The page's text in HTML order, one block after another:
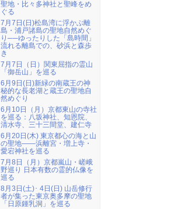
聖地・比々多神社と聖峰をめ
ぐる
7月7日(日)松島湾に浮かぶ離
島・浦戸諸島の聖地自然めぐ
り──ゆったりした「島時間」
流れる離島での、砂浜と森歩
き
7月7日（日）関東屈指の霊山
「御岳山」を巡る
6月9日(日)新緑の南蔵王の神
秘的な長老湖と蔵王の聖地自
然めぐり
6月10日（月）京都東山の寺社
を巡る：八坂神社、知恩院、
清水寺、三十三間堂、建仁寺
6月20日(木) 東京都心の海と山
の聖地――浜離宮・増上寺・
愛宕神社を巡る
7月8日（月）京都嵐山・嵯峨
野巡り 日本有数の霊的仏像を
巡る
8月3日(土)･ 4日(日) 山岳修行
者が集った東京奥多摩の聖地
「日原鍾乳洞」を巡る